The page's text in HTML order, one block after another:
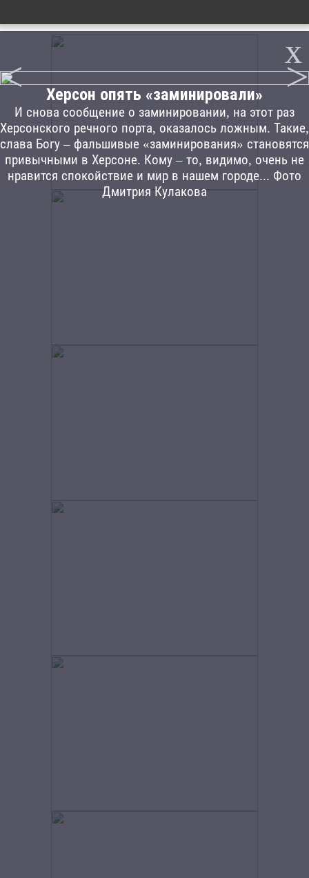
x
< >
Херсон опять «заминировали»
И снова сообщение о заминировании, на этот раз
Херсонского речного порта, оказалось ложным. Такие,
слава Богу – фальшивые «заминирования» становятся
привычными в Херсоне. Кому – то, видимо, очень не
нравится спокойствие и мир в нашем городе... Фото
Дмитрия Кулакова